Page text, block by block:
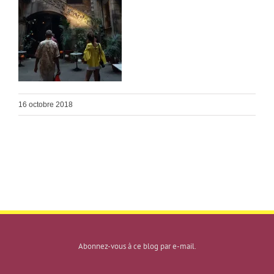
16 octobre 2018
Abonnez-vous à ce blog par e-mail.